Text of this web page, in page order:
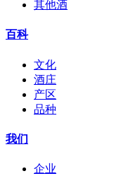
其他酒
百科
文化
酒庄
产区
品种
我们
企业